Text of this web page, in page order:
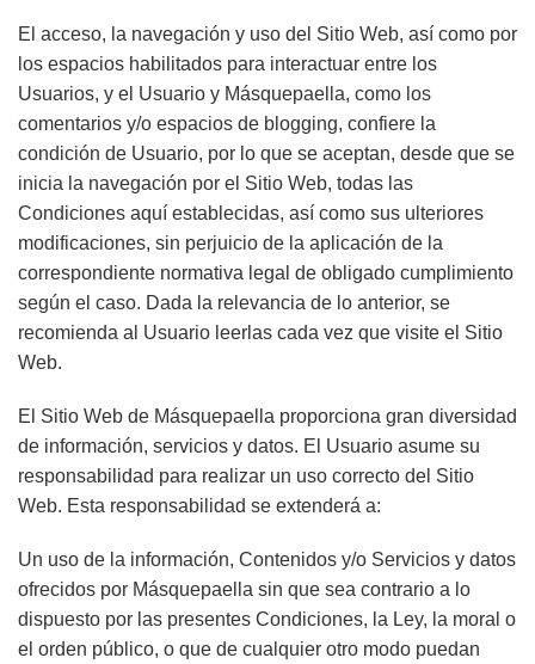
El acceso, la navegación y uso del Sitio Web, así como por
los espacios habilitados para interactuar entre los
Usuarios, y el Usuario y Másquepaella, como los
comentarios y/o espacios de blogging, confiere la
condición de Usuario, por lo que se aceptan, desde que se
inicia la navegación por el Sitio Web, todas las
Condiciones aquí establecidas, así como sus ulteriores
modificaciones, sin perjuicio de la aplicación de la
correspondiente normativa legal de obligado cumplimiento
según el caso. Dada la relevancia de lo anterior, se
recomienda al Usuario leerlas cada vez que visite el Sitio
Web.
El Sitio Web de Másquepaella proporciona gran diversidad
de información, servicios y datos. El Usuario asume su
responsabilidad para realizar un uso correcto del Sitio
Web. Esta responsabilidad se extenderá a:
Un uso de la información, Contenidos y/o Servicios y datos
ofrecidos por Másquepaella sin que sea contrario a lo
dispuesto por las presentes Condiciones, la Ley, la moral o
el orden público, o que de cualquier otro modo puedan